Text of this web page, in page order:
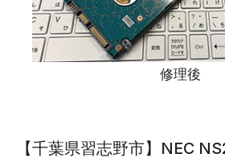
修理後
【千葉県習志野市】NEC